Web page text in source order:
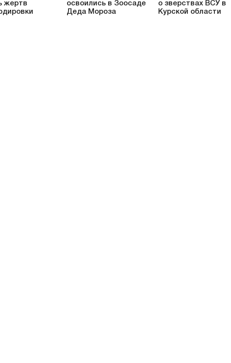
жертв
освоились в Зоосаде
Деда Мороза
о зверствах ВСУ в
Курской области